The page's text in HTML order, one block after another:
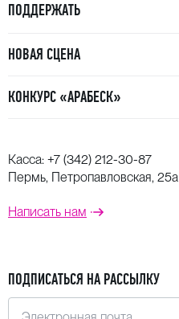
ПОДДЕРЖАТЬ
НОВАЯ СЦЕНА
КОНКУРС «АРАБЕСК»
Касса: +7 (342) 212-30-87
Пермь, Петропавловская, 25а
Написать нам
ПОДПИСАТЬСЯ НА РАССЫЛКУ